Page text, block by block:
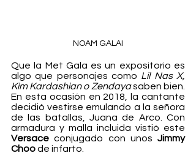
NOAM GALAI
Que la Met Gala es un expositorio es
algo que personajes como Lil Nas X,
Kim Kardashian o Zendaya saben bien.
En esta ocasión en 2018, la cantante
decidió vestirse emulando a la señora
de las batallas, Juana de Arco. Con
Versace conjugado con unos Jimmy
Choo de infarto.